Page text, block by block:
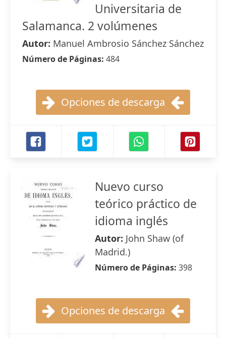
Universitaria de
Salamanca. 2 volúmenes
Autor: Manuel Ambrosio Sánchez Sánchez
Número de Páginas: 484
Opciones de descarga
Nuevo curso
teórico práctico de
idioma inglés
Autor: John Shaw (of
Madrid.)
Número de Páginas: 398
Opciones de descarga